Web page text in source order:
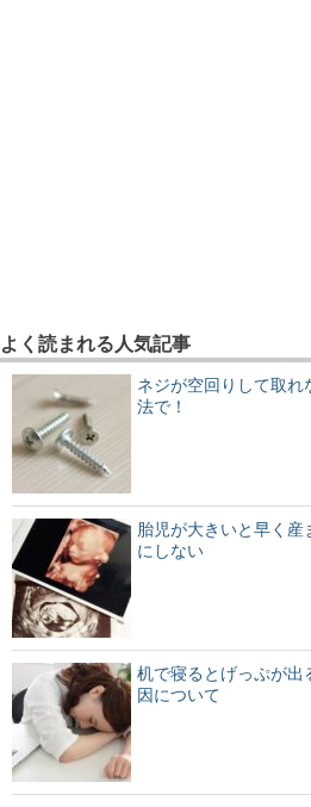
よく読まれる人気記事
ネジが空回りして取
法で！
胎児が大きいと早く産
にしない
机で寝るとげっぷが出
因について